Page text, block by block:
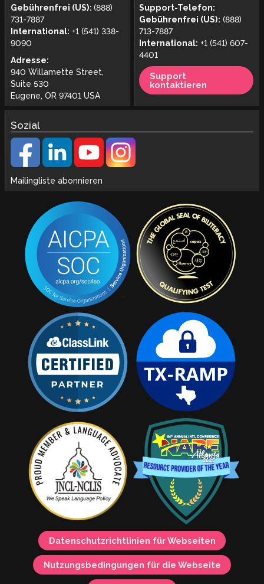
Gebührenfrei (US): (888)
731-7887
International: +1 (541) 338-
9090
Adresse:
940 Willamette Street,
Suite 530
Eugene, OR 97401 USA
Support-Telefon:
Gebührenfrei (US): (888)
713-7887
International: +1 (541) 607-
4401
Support
kontaktieren
Sozial
Mailingliste abonnieren
Datenschutzrichtlinien für Webseiten
Nutzungsbedingungen für die Webseite